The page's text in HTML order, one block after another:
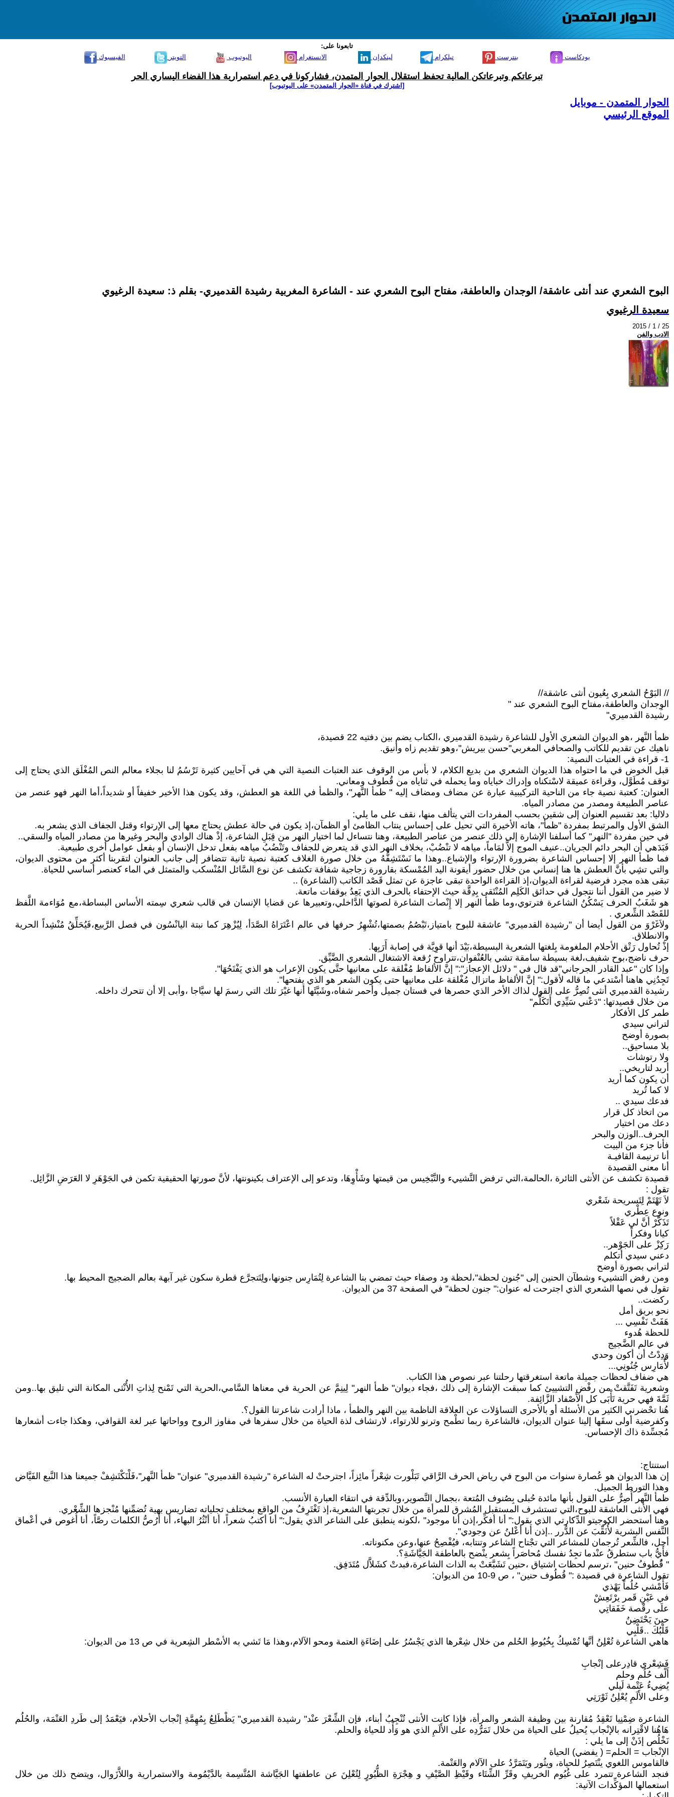
تابعونا على:
الفيسبوك
التويتر اليوتيوب الانستغرام لينكدإن تيلكرام بنترست بودكاست
تبرعاتكم وتبرعاتكن المالية تحفظ استقلال الحوار المتمدن، فشاركونا في دعم استمرارية هذا الفضاء اليساري الحر
[اشترك في قناة ‫«الحوار المتمدن» على اليوتيوب]
الحوار المتمدن - موبايل
الموقع الرئيسي
البوح الشعري عند أنثى عاشقة/ الوجدان والعاطفة، مفتاح البوح الشعري عند - الشاعرة المغربية رشيدة القدميري- بقلم ذ: سعيدة الرغيوي
سعيدة الرغيوي
2015 / 1 / 25
الادب والفن
// البَوْحُ الشعري بِعُيون أنثى عاشقة//
الوِجدان والعاطفة،مفتاح البوح الشعري عند "
رشيدة القدميري"
ظمأ النَّهر ،هو الديوان الشعري الأول للشاعرة رشيدة القدميري ،الكتاب يضم بين دفتيه 22 قصيدة،
ناهيك عن تقديم للكاتب والصحافي المغربي"حسن بيريش"،وهو تقديم زاه وأنيق.
1- قراءة في العتبات النصية:
قبل الخوض في ما احتواه هذا الديوان الشعري من بديع الكلام، لا بأس من الوقوف عند العتبات النصية التي هي في آحايين كثيرة تَرْسُمُ لنا بجلاء معالم النص المُغْلَق الذي يحتاج إلى
توقف مُطَوَّل، وقراءة عميقة لاسْتكناه وإدراك خباياه وما يحمله في ثناياه من قُطوف ومعاني.
العنوان: كعتبة نصية جاء من الناحية التركيبية عبارة عن مضاف ومضاف إليه " ظمأ النَّهر"، والظمأ في اللغة هو العطش، وقد يكون هذا الأخير خفيفاً أو شديداً،أما النهر فهو عنصر من
عناصر الطبيعة ومصدر من مصادر المياه.
دلاليا: بعد تقسيم العنوان إلى شقين بحسب المفردات التي يتألف منها، نقف على ما يلي:
الشق الأول والمرتبط بمفردة "ظمأ"، هاته الأخيرة التي تحيل على إحساس ينتاب الظامئ أو الظمآن،إذ يكون في حالة عطش يحتاج معها إلى الإرتواء وقتل الجفاف الذي يشعر به.
في حين مفردة "النهر" كما أسلفنا الإشارة إلى ذلك عنصر من عناصر الطبيعة، وهنا نتساءل لما اختيار النهر من قِبَلِ الشاعرة، إذْ هناك الوادي والبحر وغيرها من مصادر المياه والسقي..
فَبَدَهي أن البحر دائم الجريان..عنيف الموج إلاَّ لمَاماً، مياهه لا تنْضُبْ، بخلاف النهر الذي قد يتعرض للجفاف وتَنْضُبُ مياهه بفعل تدخل الإنسان أو بفعل عوامل أخرى طبيعية.
فما ظمأ النهر إلا إحساس الشاعرة بضرورة الإرتواء والإشباع..وهذا ما نَسْتَشِفُّهُ من خلال صورة الغلاف كعتبة نصية ثانية تتضافر إلى جانب العنوان لتقربنا أكثر من محتوى الديوان،
والتي تشِي بأنَّ العطش ها هنا إنساني من خلال حضور أيقونة اليد المُمْسكة بقارورة زجاجية شفافة تكشف عن نوع السَّائل المُنْسكب والمتمثل في الماء كعنصر أساسي للحياة.
تبقى هذه مجرد فرضية لقراءة الديوان،إذ القراءة الواحدة تبقى عاجزة عن تمثل قَصْد الكاتب (الشاعرة) ..
لا ضير من القول أننا نتجول في حدائق الكَلِم المُنْتَقى بِدِقَّة حيث الإحتفاء بالحرف الذي يَعِدُ بوقفات ماتعة.
هو شَغَبُ الحرف يَسْكُنُ الشاعرة فترتوي،وما ظمأ النهر إلا إِنْصات الشاعرة لصوتها الدَّاخلي،وتعبيرها عن قضايا الإنسان في قالب شعري سِمته الأساس البساطة،مع مُوَاءمة اللَّفظ
للقَصْد الشِّعري .
ولاَغَرْوَ من القول أيضا أن "رشيدة القدميري" عاشقة للبوح بامتياز،تَبْصُمُ بصمتها،تُشْهِرُ حرفها في عالم اعْتَرَاهُ الصَّدَأ، لِيُزْهِرَ كما نبتة اليانْسُون في فصل الرَّبيع،فَيُحَلِّقُ مُنْشِداً الحرية
والانطلاق.
إذْ تُحاول رَتْق الأحلام الملغومة بِلغتها الشعرية البسيطة،بَيْدَ أنها قوِيَّة في إصابة أَرَبِها.
حرف ناضج،بوح شفيف،لغة بسيطة سامقة تشي بالعُنْفوان،تتراوح رُقعة الاشتغال الشعري الضَّيِّق.
وإذا كان "عبد القادر الجرجاني"قد قال في " دلائل الإعجاز":" إنَّ الألفاظ مُغْلقة على معانيها حتَّى يكون الإعراب هو الذي يَفْتَحُهَا".
تَجِدُنِي هاهنا أسْتدعي ما قاله لأقول:" إنَّ الألفاظ ماتزال مُغْلقة على معانيها حتى يكون الشعر هو الذي يفتحها".
رشيدة القدميري أنثى تُصِرُّ على القول لذاك الأخر الذي حصرها في فستان جميل وأحمر شفاه،وشَيَّئَها أنها غيْرَ تلك التي رسمَ لها سيَّاجا ،وأبى إلا أن تتحرك داخله.
من خلال قصيدتها: "دَعْني سَيِّدِي أَتَكَلَّم"
طمر كل الأفكار
لتراني سيدي
بصورة أوضح
بلا مساحيق..
ولا رتوشات
أريد لتاريخي..
أن يكون كما أريد
لا كما تُريد
فدعك سيدي ..
من اتخاذ كل قرار
دعك من اختيار
الحرف..الوزن والبحر
فأنا جزء من البيت
أنا ترنيمة القافيـة
أنا معنى القصيدة
قصيدة تكشف عن الأنثى الثائرة ،الحالمة،التي ترفض التَّشييء والتَّبْخِيس من قيمتها وشَأْوِهَا، وتدعو إلى الإعتراف بكينونتها، لأنَّ صورتها الحقيقية تكمن في الجَوْهَرِ لا العَرَضِ الزَّائِل.
تقول :
لاَ تَهْتَمْ لِتَسريحة شَعْري
ونوع عِطْري
تَذَكَّرْ أنَّ لي عَقْلاً
كيانا وفكراً
رَكِزْ على الجَوْهر..
دعني سيدي أتكلم
لتراني بصورة أوضح
ومن رفض التشييء وشطآن الحنين إلى "جُنون لحظة"،لحظة ود وصفاء حيث تمضي بنا الشاعرة لِتُمَارِس جنونها،ولِتَتجرَّع قطرة سكون غير آبهة بعالم الضجيج المحيط بها.
تقول في نصها الشعري الذي اجترحت له عنوان:" جنون لحظة" في الصفحة 37 من الديوان.
ركضت..
نحو بريق أمل
هَفَتْ نَفْسِي ...
للحظة هُدوء
في عالم الضَّجيج
وَدِدْتُ أن أكون وحدي
لأُمَارِس جُنُونِي...
هي ضفاف لحظات جميلة ماتعة استغرقتها رحلتنا عبر نصوص هذا الكتاب.
وشعرية تَفَتَّقتْ من رفْضِ التشييئ كما سبقت الإشارة إلى ذلك ،فجاء ديوان" ظمأ النهر" لِينِمَّ عن الحرية في معناها السَّامي،الحرية التي تَمْنح لِذاتِ الأُنْثى المكانة التي تليق بها..ومن
ثَمَّةَ فهي حرية تَأْبَى كل الأَصْفاد الزَّائِفة.
هُنا تحْضرني الكثير من الأسئلة أو بالأحرى التساؤلات عن العلاقة الناظمة بين النهر والظمأ ، ماذا أرادت شاعرتنا القول؟.
وكفرضية أولى سقَها إلينا عنوان الديوان، فالشاعرة ربما تطْمح وترنو للارتواء، لارتشاف لذة الحياة من خلال سفرها في مفاوز الروح وواحاتها عبر لغة القوافي، وهكذا جاءت أشعارها
مُجسِّدة ذاك الإحساس.
استنتاج:
إن هذا الديوان هو عُصارة سنوات من البوح في رياض الحرف الرَّاقي تَبَلْورت شِعْراً مائِزاً، اجترحتْ له الشاعرة "رشيدة القدميري" عنوان" ظمأ النَّهر"،فَلْنَكْتَشِفْ جميعنا هذا النَّبع الفَيَّاض
وهذا التورط الجميل.
ظمأ النَّهر أُصِرُّ على القول بأنها مائدة حُبلى بِصُنوف المُتعة ،بجمال التَّصوير،وبالدِّقة في انتقاء العبارة الأنسب.
فهي الأنثى العاشقة للبوح،التي تستشرف المستقبل المُشرق للمرأة من خلال تجربتها الشعرية،إذ تَغْتَرِفُ من الواقع بمختلف تجلياته تضاريس بهية تُضمِّنها مُنْجزها الشِّعْري.
وهنا أستحضر الكوجيتو الدِّكارتي الذي يقول:" أنا أفكِّر،إذن أنا موجود" ،لكونه ينطبق على الشاعر الذي يقول:" أنا أكتبُ شعراً، أنا أنْثُرُ البهاء، أنا أَرُصُّ الكلمات رصَّاً، أنا أُغوص في أعْماق
النَّفس البشرية لأُنَقِّبَ عن الدُّرر ..إذن أنا أعْلنُ عن وجودي".
أجل، فالشِّعر تُرجمان للمشاعر التي تجْتاح الشاعر وتنتابه، فيُفْصِحُ عنها،وعن مكنوناته.
فأَيُّ باب ستطرقُ عنْدما تجِدُ نفسك مُحاصَراً بِشعر ينْضح بالعاطفة الجَيَّاشَةِ؟.
" قًُطوفُ حنين" ،ترسم لحظات اشتياق ،حنين تَشَبَّعَتْ به الذات الشاعرة،فبدتْ كشَلاَّل مُتَدَفِق.
تقول الشاعرة في قصيدة :" قُطُوف حنين" ، ص 9-10 من الديوان:
فَأَمْشي حُلُماً يَهْذي
في عَيْنِ قَمر يرْتَعِشْ
علَى رقْصة خَفَقاتِي
حينَ يَحْتَضِنُ
قَلْبُكَ ..قَلْبِي
هاهي الشاعرة تُعْلِِنُ أنَّها تُمْسِكُ بِخُيُوطِ الحُلم من خلال شِعْرها الذي يَجْسُرُ على إضَاءَةِ العتمة ومحو الآلام،وهذا مَا تَشي به الأسْطر الشِعرية في ص 13 من الديوان:
فَشِعْري قادِرعلى إنْجابِ
أَلْف حُلُم وحلم
يُضِيءُ عَتْمة لَيلي
وعلى الأَلَمِ يُعْلِنُ ثَوْرَتِي
الشاعرة ضِمْنِيا تَعْقِدُ مُقارنة بين وظيفة الشعر والمرأة، فإذا كانت الأنثى تُنْجِبُ أبناء، فإن الشِّعْرَ عنْد" رشيدة القدميري" يَظْطَلِعُ بِمُهِمَّةِ إنْجاب الأحلام، فيَعْمَدُ إلى طَردِ العَتْمَة، والحُلُم
هَاهُنا لاقْتِرانه بالإنْجاب يُحيلُ على الحياة من خلال تَمَرُّدِه على الأَلَمِ الذي هو وَأْد للحياة والحلم.
نَخْلُص إذَنْ إلى ما يلي :
الإنْجاب = الحلم= ( يفضي) الحياة
فالقاموس اللغوي ينْتَصِرُ للحياة، ويثُور ويَتَمَرَّدُ على الآلام والعَتْمة.
فنجد الشاعرة تتمرد على غُيُوم الخريفِ وقَرِّ الشِّتَاء وقَيْظِ الصَّيْفِ و هِجْرَةِ الظُّيُورٍ لِتُعْلِنَ عن عاطفتها الجَيَّاشة المُتَّسِمة بالدَّيْمُومة والاستمرارية واللاَّزَوال، ويتضح ذلك من خلال
استعمالها المؤكِّدات الآتية: